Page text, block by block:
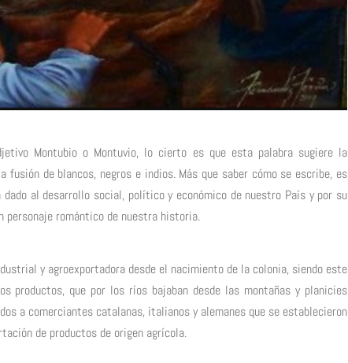
Montubio o Montuvio, lo cierto es que esta palabra sugiere la
de blancos, negros e indios. Más que saber cómo se escribe, es
al desarrollo social, político y económico de nuestro País y por su
personaje romántico de nuestra historia.
y agroexportadora desde el nacimiento de la colonia, siendo este
productos, que por los ríos bajaban desde las montañas y planicies
a comerciantes catalanas, italianos y alemanes que se establecieron
de productos de origen agrícola.